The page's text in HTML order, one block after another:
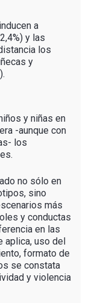
a
y las
los
y
y niñas en
-aunque con
los
no sólo en
sino
más
y conductas
en las
aplica, uso del
formato de
se constata
y violencia